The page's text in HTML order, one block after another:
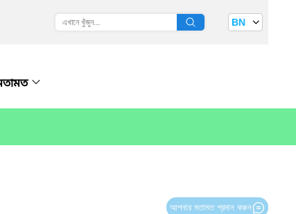
BN
আপনার মতামত প্রদান করুন